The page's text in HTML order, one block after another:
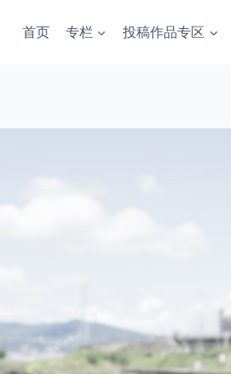
首页 专栏 投稿作品专区